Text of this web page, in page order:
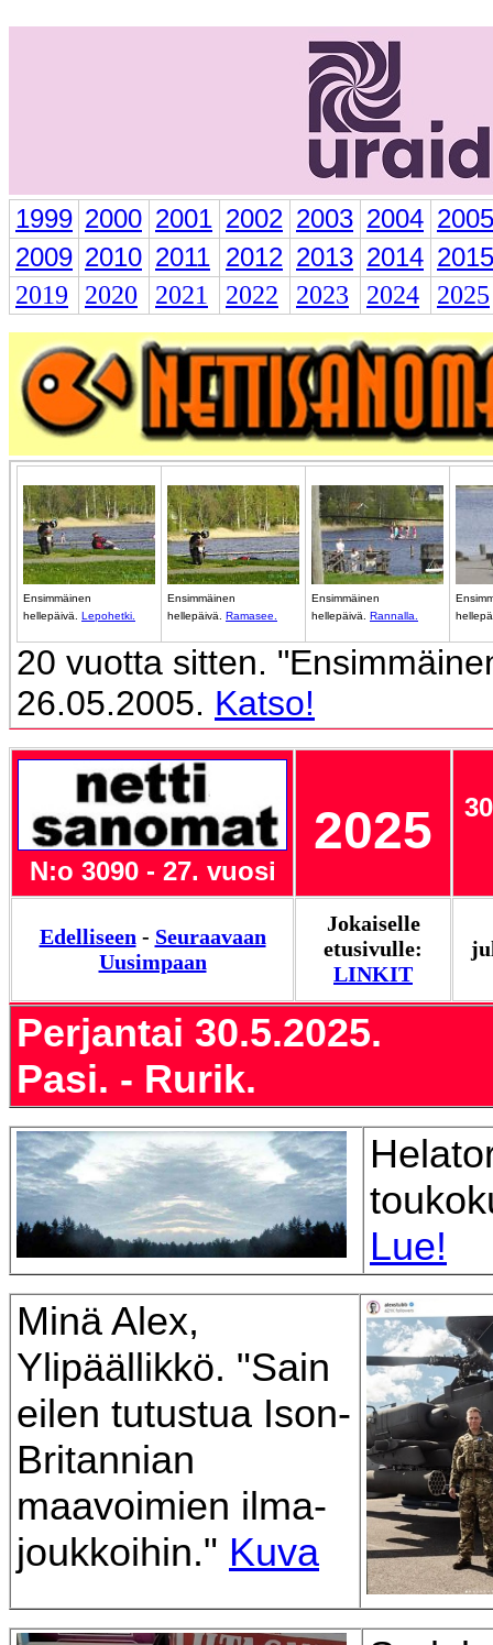
1999 2000 2001 2002 2003 2004 2005
2009 2010 2011 2012 2013 2014 2015
2019 2020 2021 2022 2023 2024 2025
Ensimmäinen
hellepäivä. Lepohetki.
Ensimmäinen
hellepäivä. Ramasee.
Ensimmäinen
hellepäivä. Rannalla.
20 vuotta sitten.
26.05.2005. Katso!
N:o 3090 - 27. vuosi
2025
Edelliseen - Seuraavaan
Uusimpaan
Jokaiselle
etusivulle:
LINKIT
Perjantai 30.5.2025.
Pasi. - Rurik.
Lue!
Minä Alex,
Ylipäällikkö. "Sain
eilen tutustua Ison-
Britannian
maavoimien ilma-
joukkoihin." Kuva